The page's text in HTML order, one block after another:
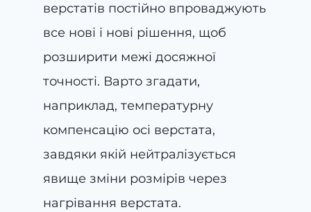
верстатів постійно впроваджують
все нові і нові рішення, щоб
розширити межі досяжної
точності. Варто згадати,
наприклад, температурну
компенсацію осі верстата,
завдяки якій нейтралізується
явище зміни розмірів через
нагрівання верстата.